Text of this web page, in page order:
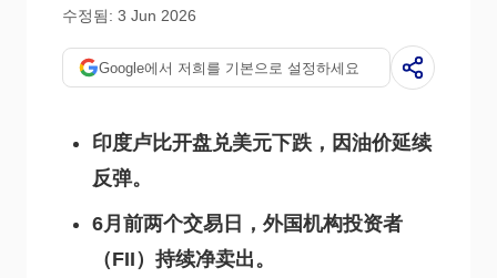
수정됨: 3 Jun 2026
Google에서 저희를 기본으로 설정하세요
印度卢比开盘兑美元下跌，因油价延续
反弹。
6月前两个交易日，外国机构投资者
（FII）持续净卖出。